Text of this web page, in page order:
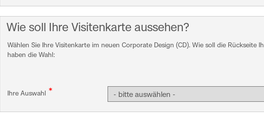
Wie soll Ihre Visitenkarte aussehen?
Wählen Sie Ihre Visitenkarte im neuen Corporate Design (CD). Wie soll die Rückseite
haben die Wahl:
Ihre Auswahl *